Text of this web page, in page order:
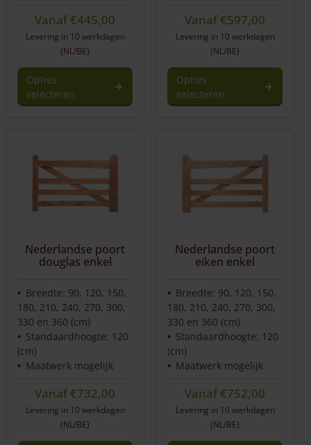
Vanaf€445,00
Levering in 10 werkdagen
(NL/BE)
Opties
selecteren
Vanaf€597,00
Levering in 10 werkdagen
(NL/BE)
Opties
selecteren
Nederlandse poort
douglas enkel
Breedte: 90, 120, 150,
180, 210, 240, 270, 300,
330 en 360 (cm)
Standaardhoogte: 120
(cm)
Maatwerk mogelijk
Vanaf€732,00
Levering in 10 werkdagen
(NL/BE)
Nederlandse poort
eiken enkel
Breedte: 90, 120, 150,
180, 210, 240, 270, 300,
330 en 360 (cm)
Standaardhoogte: 120
(cm)
Maatwerk mogelijk
Vanaf€752,00
Levering in 10 werkdagen
(NL/BE)